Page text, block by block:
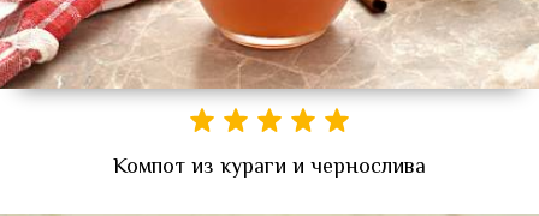
Компот из кураги и чернослива